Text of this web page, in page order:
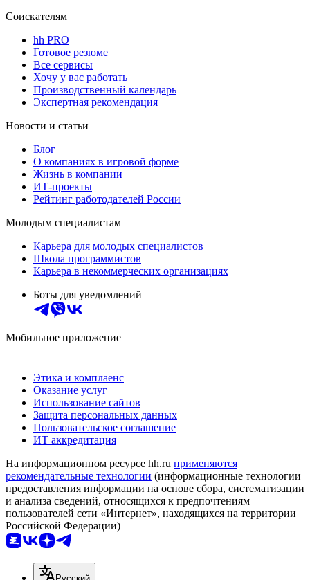
Соискателям
hh PRO
Готовое резюме
Все сервисы
Хочу у вас работать
Производственный календарь
Экспертная рекомендация
Новости и статьи
Блог
О компаниях в игровой форме
Жизнь в компании
ИТ-проекты
Рейтинг работодателей России
Молодым специалистам
Карьера для молодых специалистов
Школа программистов
Карьера в некоммерческих организациях
Боты для уведомлений
Мобильное приложение
Этика и комплаенс
Оказание услуг
Использование сайтов
Защита персональных данных
Пользовательское соглашение
ИТ аккредитация
На информационном ресурсе hh.ru применяются
рекомендательные технологии (информационные технологии
предоставления информации на основе сбора, систематизации
и анализа сведений, относящихся к предпочтениям
пользователей сети «Интернет», находящихся на территории
Российской Федерации)